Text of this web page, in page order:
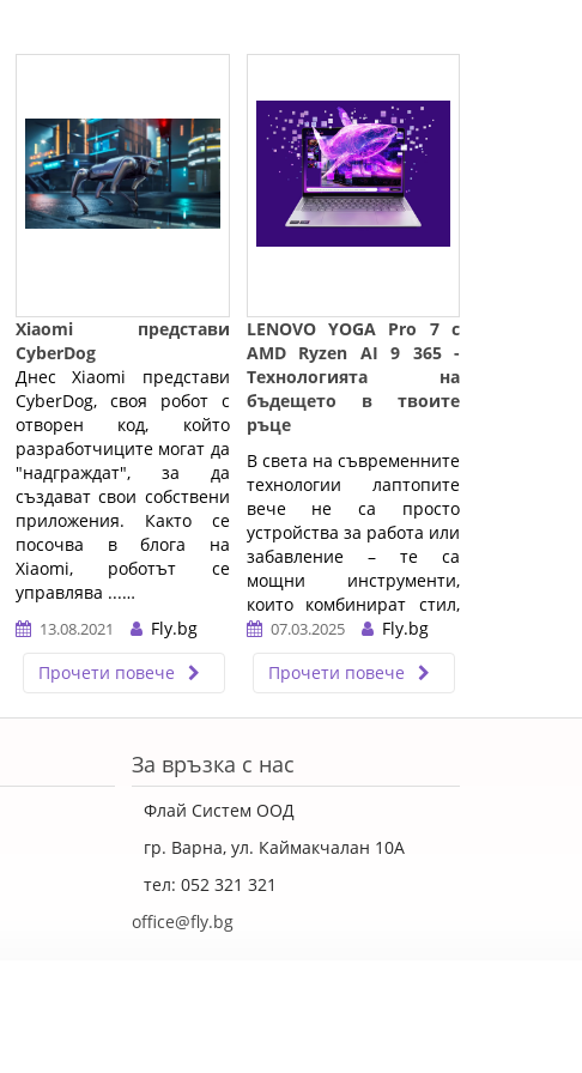
Xiaomi представи
CyberDog
Днес Xiaomi представи
CyberDog, своя робот с
отворен код, който
разработчиците могат да
"надграждат", за да
създават свои собствени
приложения. Както се
посочва в блога на
Xiaomi, роботът се
управлява ...…
13.08.2021
Fly.bg
Прочети повече
LENOVO YOGA Pro 7 с
AMD Ryzen AI 9 365 -
Технологията на
бъдещето в твоите
ръце
В света на съвременните
технологии лаптопите
вече не са просто
устройства за работа или
забавление – те са
мощни инструменти,
които комбинират стил,
производителност и
впечатляващите
категория е LENOVO
процесора AMD Ryzen AI
идеален избор за
креативни
студенти и всеки, който
07.03.2025
Fly.bg
Прочети повече
За връзка с нас
Флай Систем ООД
гр. Варна, ул. Каймакчалан 10А
тел: 052 321 321
office@fly.bg